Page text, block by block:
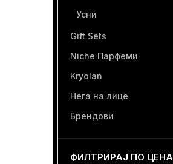
Усни
Gift Sets
Niche Парфеми
Kryolan
Нега на лице
Брендови
ФИЛТРИРАЈ ПО ЦЕНА